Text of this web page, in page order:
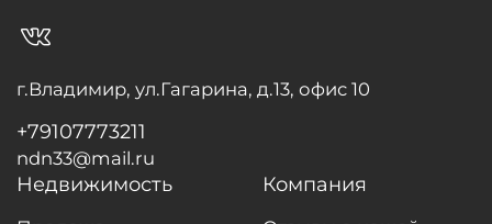
vk_in
г.Владимир, ул.Гагарина, д.13, офис 10
+79107773211
ndn33@mail.ru
Недвижимость Компания